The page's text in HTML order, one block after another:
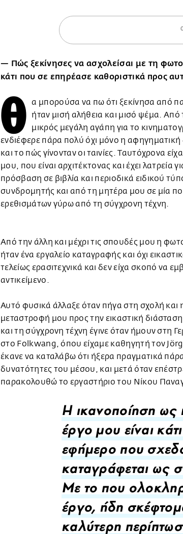
— Πώς ξεκίνησες να ασχολείσαι με τη
κάτι που σε επηρέασε καθοριστικά προς
Θ α μπορούσα να πω ότι ξεκίνησα από
ήταν μισή αλήθεια και μισό ψέμα. Από
μικρός μεγάλη αγάπη για το
ενδιέφερε πάρα πολύ όχι μόνο η
και το πώς γίνονταν οι ταινίες. Ταυτόχρονα
μου, που είναι αρχιτέκτονας και έχει λατρεία
πρόσβαση σε βιβλία και περιοδικά ειδικού
συνδρομητής και από τη μητέρα μου σε μία
ερεθισμάτων γύρω από τη σύγχρονη τέχνη.
Από την άλλη και μέχρι τις σπουδές μου η
ήταν ένα εργαλείο καταγραφής και όχι
τελείως ερασιτεχνικά και δεν είχα σκοπό να
αντικείμενο.
Αυτό φυσικά άλλαξε όταν πήγα στη σχολή και
μεταστροφή μου προς την εικαστική
και τη σύγχρονη τέχνη έγινε όταν ήμουν στη
στο Folkwang, όπου είχαμε καθηγητή τον
έκανε να καταλάβω ότι ήξερα πραγματικά πάρα
δυνατότητες του μέσου, και μετά όταν
παρακολουθώ το εργαστήριο του Νίκου
Η ικανοποίηση ως
έργο μου είναι
εφήμερο που
καταγράφεται ως
Με το που
έργο, ήδη
καλύτερη